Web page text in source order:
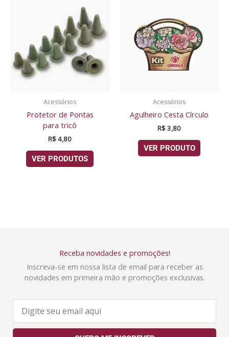
Acessórios
Protetor de Pontas
para tricô
R$4,80
VER PRODUTOS
Acessórios
Agulheiro Cesta Círculo
R$3,80
VER PRODUTO
Receba novidades e promoções!
Inscreva-se em nossa lista de email para receber as
novidades em primeira mão e promoções exclusivas.
m